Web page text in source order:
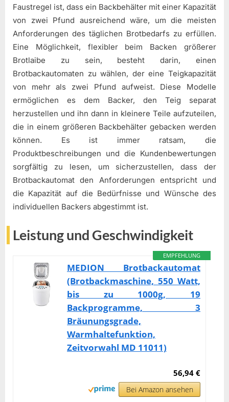
Faustregel ist, dass ein Backbehälter mit einer Kapazität
von zwei Pfund ausreichend wäre, um die meisten
Anforderungen des täglichen Brotbedarfs zu erfüllen.
Eine Möglichkeit, flexibler beim Backen größerer
Brotlaibe zu sein, besteht darin, einen
Brotbackautomaten zu wählen, der eine Teigkapazität
von mehr als zwei Pfund aufweist. Diese Modelle
ermöglichen es dem Backer, den Teig separat
herzustellen und ihn dann in kleinere Teile aufzuteilen,
die in einem größeren Backbehälter gebacken werden
können. Es ist immer ratsam, die
Produktbeschreibungen und die Kundenbewertungen
sorgfältig zu lesen, um sicherzustellen, dass der
Brotbackautomat den Anforderungen entspricht und
die Kapazität auf die Bedürfnisse und Wünsche des
individuellen Backers abgestimmt ist.
Leistung und Geschwindigkeit
EMPFEHLUNG
MEDION Brotbackautomat
(Brotbackmaschine, 550 Watt,
bis zu 1000g, 19
Backprogramme, 3
Bräunungsgrade,
Warmhaltefunktion,
Zeitvorwahl MD 11011)
56,94 €
Bei Amazon ansehen